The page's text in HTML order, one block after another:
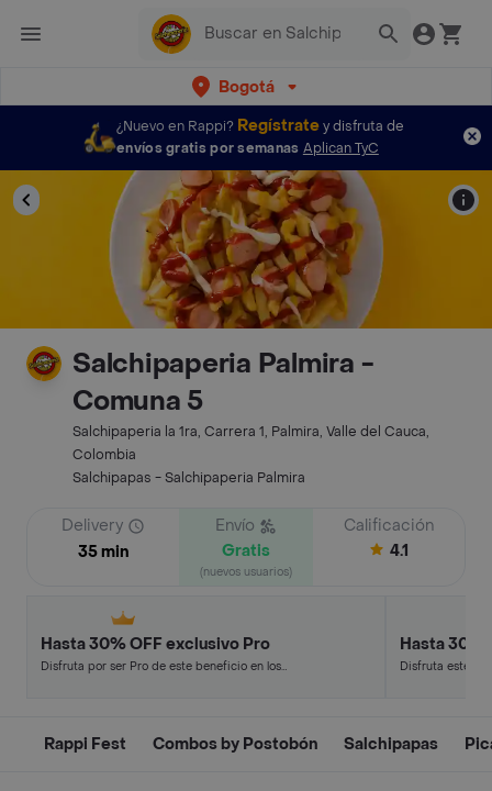
Bogotá
¿Nuevo en Rappi? Regístratey disfruta de
envíos gratis por semanas Aplican TyC
Salchipaperia Palmira -
Comuna 5
Salchipaperia la 1ra, Carrera 1, Palmira, Valle del Cauca,
Colombia
Salchipapas - Salchipaperia Palmira
Delivery
35 min
Envío
Gratis
(nuevos usuarios)
Calificación
4.1
Hasta 30% OFF exclusivo Pro
Disfruta por ser Pro de este beneficio en los
Hasta 30%
Disfruta este
Rappi Fest Combos by Postobón Salchipapas